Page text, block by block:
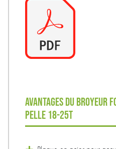
AVANTAGES DU BROYEUR
PELLE 18-25T